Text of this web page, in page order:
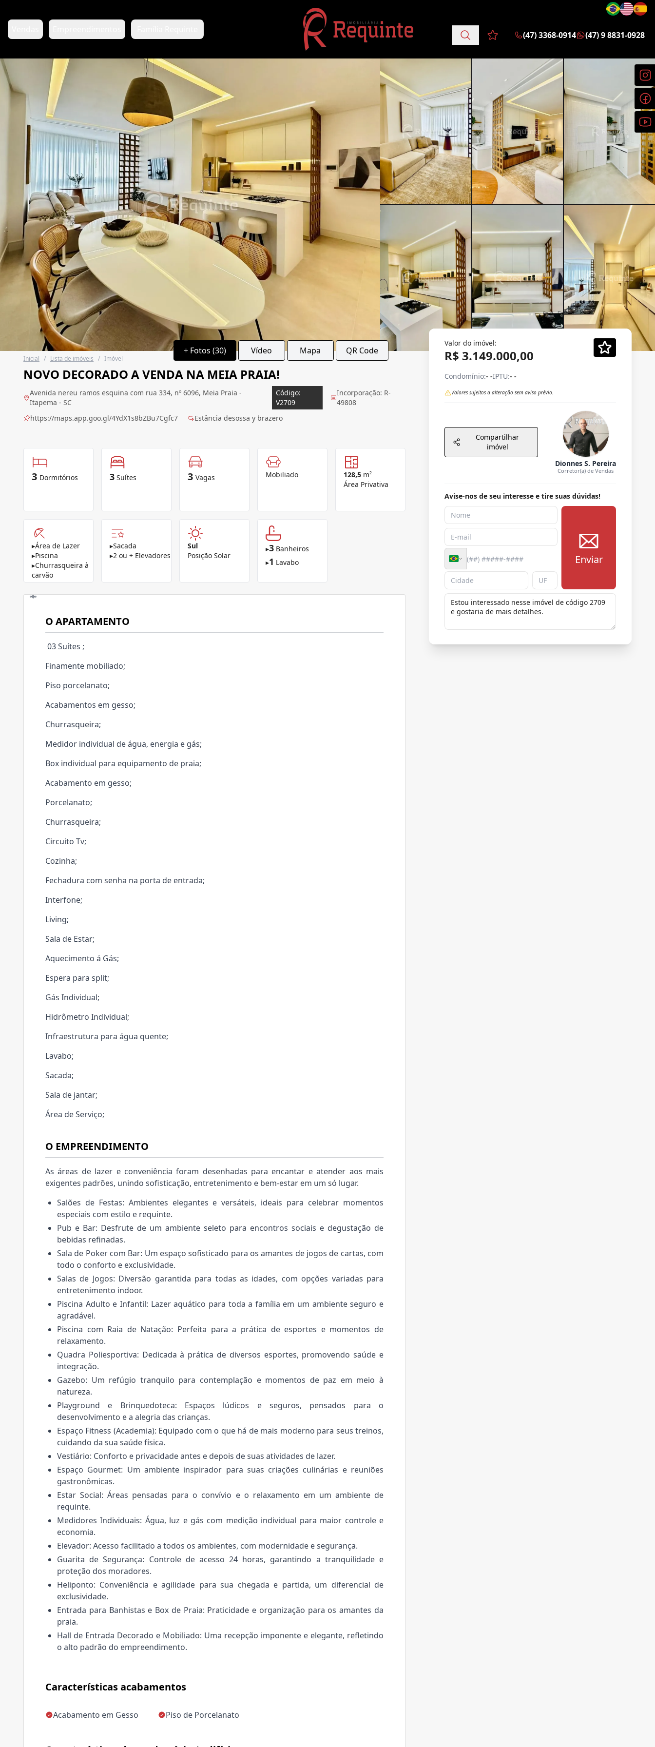
Favoritos (0 itens)
(47) 3368-0914 (47) 9 8831-0928
+ Fotos (30) Vídeo Mapa QR Code
Inicial / Lista de imóveis / Imóvel
NOVO DECORADO A VENDA NA MEIA PRAIA!
Avenida nereu ramos esquina com rua 334, nº 6096, Meia Praia -
Itapema - SC
Código:
V2709
Incorporação: R-
49808
https://maps.app.goo.gl/4YdX1s8bZBu7Cgfc7
Estância desossa y brazero
3 Dormitórios 3 Suítes 3 Vagas Mobiliado 128,5 m²
Área Privativa
▸Área de Lazer
▸Piscina
▸Churrasqueira à
carvão
▸Sacada
▸2 ou + Elevadores
Sul
Posição Solar
▸3 Banheiros
▸1 Lavabo
Características acabamentos
Acabamento em Gesso Piso de Porcelanato
O APARTAMENTO
03 Suítes ;
Finamente mobiliado;
Piso porcelanato;
Acabamentos em gesso;
Churrasqueira;
Medidor individual de água, energia e gás;
Box individual para equipamento de praia;
Acabamento em gesso;
Porcelanato;
Churrasqueira;
Circuito Tv;
Cozinha;
Fechadura com senha na porta de entrada;
Interfone;
Living;
Sala de Estar;
Aquecimento á Gás;
Espera para split;
Gás Individual;
Hidrômetro Individual;
Infraestrutura para água quente;
Lavabo;
Sacada;
Sala de jantar;
Área de Serviço;
O EMPREENDIMENTO
As áreas de lazer e conveniência foram desenhadas para encantar e atender aos mais
exigentes padrões, unindo sofisticação, entretenimento e bem-estar em um só lugar.
Salões de Festas: Ambientes elegantes e versáteis, ideais para celebrar momentos
especiais com estilo e requinte.
Pub e Bar: Desfrute de um ambiente seleto para encontros sociais e degustação de
bebidas refinadas.
Sala de Poker com Bar: Um espaço sofisticado para os amantes de jogos de cartas, com
todo o conforto e exclusividade.
Salas de Jogos: Diversão garantida para todas as idades, com opções variadas para
entretenimento indoor.
Piscina Adulto e Infantil: Lazer aquático para toda a família em um ambiente seguro e
agradável.
Piscina com Raia de Natação: Perfeita para a prática de esportes e momentos de
relaxamento.
Quadra Poliesportiva: Dedicada à prática de diversos esportes, promovendo saúde e
integração.
Gazebo: Um refúgio tranquilo para contemplação e momentos de paz em meio à
natureza.
Playground e Brinquedoteca: Espaços lúdicos e seguros, pensados para o
desenvolvimento e a alegria das crianças.
Espaço Fitness (Academia): Equipado com o que há de mais moderno para seus treinos,
cuidando da sua saúde física.
Vestiário: Conforto e privacidade antes e depois de suas atividades de lazer.
Espaço Gourmet: Um ambiente inspirador para suas criações culinárias e reuniões
gastronômicas.
Estar Social: Áreas pensadas para o convívio e o relaxamento em um ambiente de
requinte.
Medidores Individuais: Água, luz e gás com medição individual para maior controle e
economia.
Elevador: Acesso facilitado a todos os ambientes, com modernidade e segurança.
Guarita de Segurança: Controle de acesso 24 horas, garantindo a tranquilidade e
proteção dos moradores.
Heliponto: Conveniência e agilidade para sua chegada e partida, um diferencial de
exclusividade.
Entrada para Banhistas e Box de Praia: Praticidade e organização para os amantes da
praia.
Hall de Entrada Decorado e Mobiliado: Uma recepção imponente e elegante, refletindo
o alto padrão do empreendimento.
Valor do imóvel:
R$ 3.149.000,00
Condomínio:- -IPTU:- -
Valores sujeitos a alteração sem aviso prévio.
Compartilhar
imóvel
Dionnes S. Pereira
Corretor(a) de Vendas
Avise-nos de seu interesse e tire suas dúvidas!
Enviar